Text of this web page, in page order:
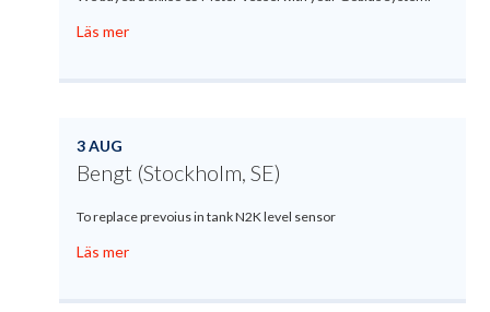
Läs mer
3 AUG
Bengt (Stockholm, SE)
To replace prevoius in tank N2K level sensor
Läs mer